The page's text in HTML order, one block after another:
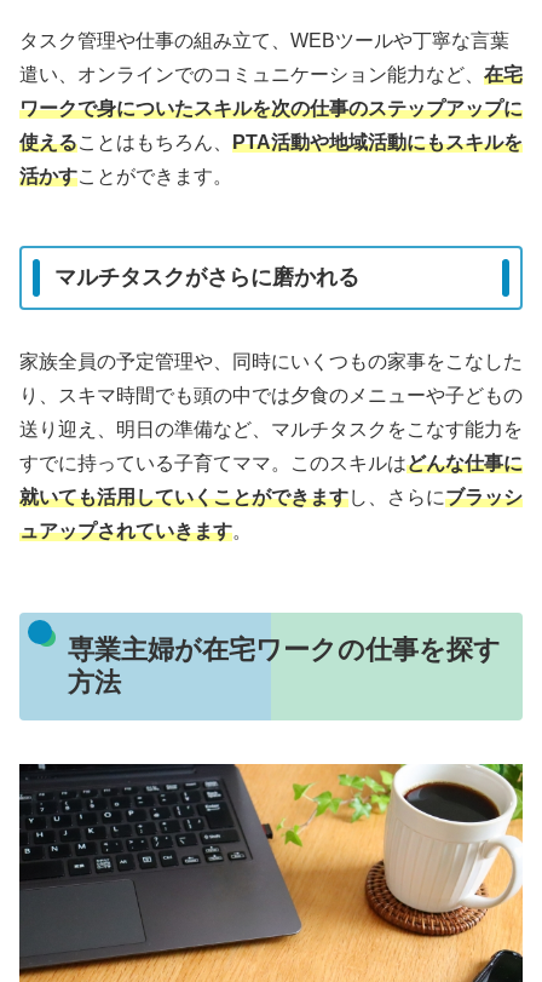
タスク管理や仕事の組み立て、WEBツールや丁寧な言葉
遣い、オンラインでのコミュニケーション能力など、 在宅
ワークで身についたスキルを次の仕事のステップアップに
使えることはもちろん、 PTA活動や地域活動にもスキルを
活かすことができます。
マルチタスクがさらに磨かれる
家族全員の予定管理や、同時にいくつもの家事をこなした
り、スキマ時間でも頭の中では夕食のメニューや子どもの
送り迎え、明日の準備など、マルチタスクをこなす能力を
すでに持っている子育てママ。このスキルはどんな仕事に
就いても活用していくことができますし、さらにブラッシ
ュアップされていきます。
専業主婦が在宅ワークの仕事を探す
方法